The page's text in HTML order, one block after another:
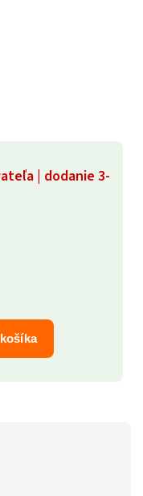
| dodanie 3-